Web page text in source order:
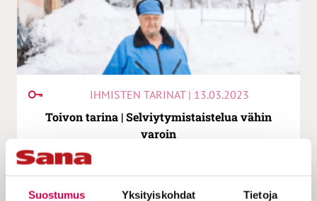
Suostumus Yksityiskohdat Tietoja
IHMISTEN TARINAT | 13.03.2023
Toivon tarina | Selviytymistaistelua vähin
varoin